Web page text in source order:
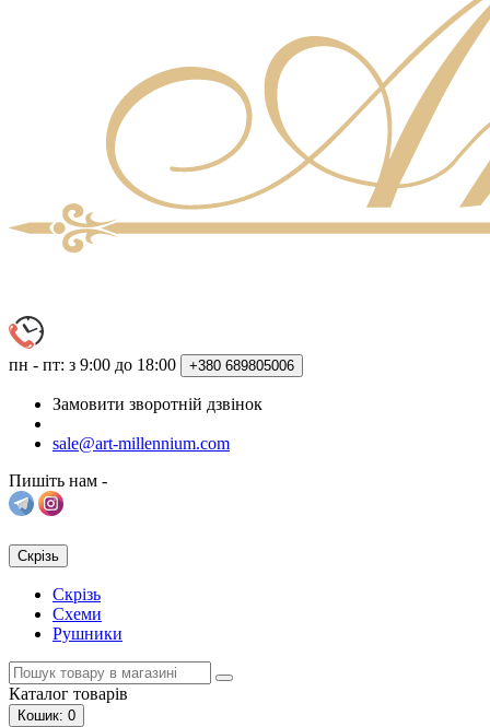
пн - пт: з 9:00 до 18:00 +380 689805006
Замовити зворотній дзвінок
sale@art-millennium.com
Пишіть нам -
Скрізь
Скрізь
Схеми
Рушники
Каталог товарів
Кошик: 0